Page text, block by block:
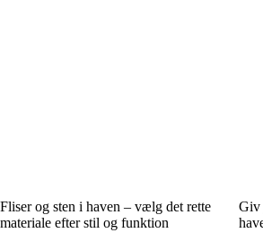
Fliser og sten i haven – vælg det rette
materiale efter stil og funktion
Giv